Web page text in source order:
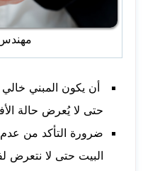
أن يكون المبني
حتى لا يُعرض حالة
ضرورة التأكد من
البيت حتى لا نتعرض